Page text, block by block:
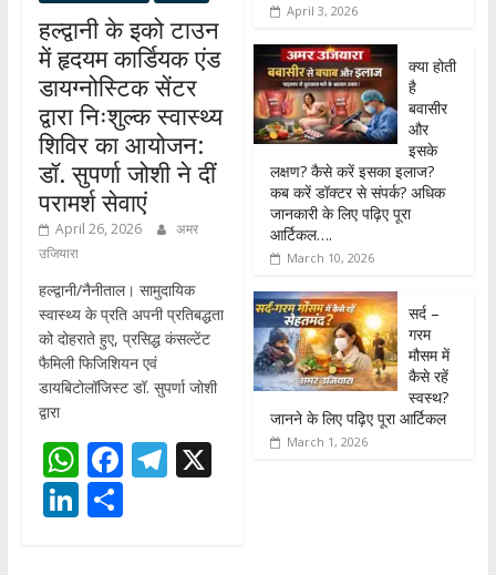
हल्द्वानी के इको टाउन
में हृदयम कार्डियक एंड
डायग्नोस्टिक सेंटर
द्वारा निःशुल्क स्वास्थ्य
शिविर का आयोजन:
डॉ. सुपर्णा जोशी ने दीं
परामर्श सेवाएं
April 26, 2026
अमर
उजियारा
हल्द्वानी/नैनीताल। सामुदायिक
स्वास्थ्य के प्रति अपनी प्रतिबद्धता
को दोहराते हुए, प्रसिद्ध कंसल्टेंट
फैमिली फिजिशियन एवं
डायबिटोलॉजिस्ट डॉ. सुपर्णा जोशी
द्वारा
W
h
at
F
ac
e
T X
Li S
April 3, 2026
क्या होती
है
बवासीर
और
इसके
लक्षण? कैसे करें इसका इलाज?
कब करें डॉक्टर से संपर्क? अधिक
जानकारी के लिए पढ़िए पूरा
आर्टिकल….
March 10, 2026
सर्द –
गरम
मौसम में
कैसे रहें
स्वस्थ?
जानने के लिए पढ़िए पूरा आर्टिकल
March 1, 2026